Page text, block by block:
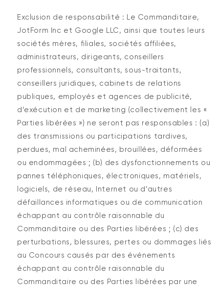
Exclusion de responsabilité : Le Commanditaire,
JotForm Inc et Google LLC, ainsi que toutes leurs
sociétés mères, filiales, sociétés affiliées,
administrateurs, dirigeants, conseillers
professionnels, consultants, sous-traitants,
conseillers juridiques, cabinets de relations
publiques, employés et agences de publicité,
d’exécution et de marketing (collectivement les «
Parties libérées ») ne seront pas responsables : (a)
des transmissions ou participations tardives,
perdues, mal acheminées, brouillées, déformées
ou endommagées ; (b) des dysfonctionnements ou
pannes téléphoniques, électroniques, matériels,
logiciels, de réseau, Internet ou d’autres
défaillances informatiques ou de communication
échappant au contrôle raisonnable du
Commanditaire ou des Parties libérées ; (c) des
perturbations, blessures, pertes ou dommages liés
au Concours causés par des événements
échappant au contrôle raisonnable du
Commanditaire ou des Parties libérées par une